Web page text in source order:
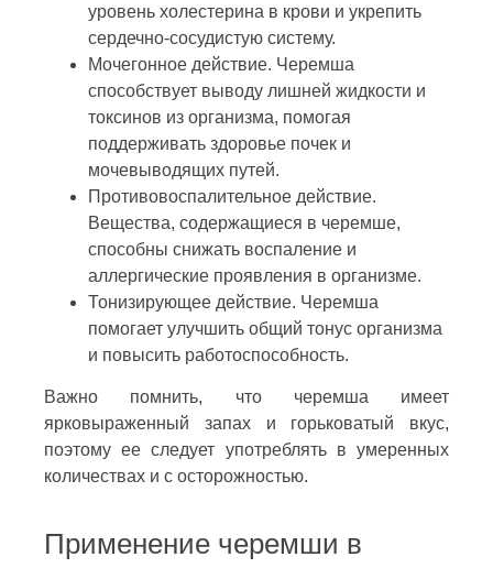
уровень холестерина в крови и укрепить
сердечно-сосудистую систему.
Мочегонное действие. Черемша
способствует выводу лишней жидкости и
токсинов из организма, помогая
поддерживать здоровье почек и
мочевыводящих путей.
Противовоспалительное действие.
Вещества, содержащиеся в черемше,
способны снижать воспаление и
аллергические проявления в организме.
Тонизирующее действие. Черемша
помогает улучшить общий тонус организма
и повысить работоспособность.
Важно помнить, что черемша имеет
ярковыраженный запах и горьковатый вкус,
поэтому ее следует употреблять в умеренных
количествах и с осторожностью.
Применение черемши в